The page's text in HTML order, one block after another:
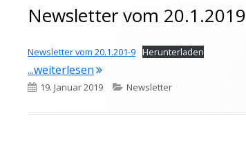
Newsletter vom 20.1.2019
Newsletter vom 20.1.201-9 Herunterladen
...weiterlesen"Newsletter vom 20.1.2019"
Veröffentlicht
19. Januar 2019 Kategorien
Newsletter